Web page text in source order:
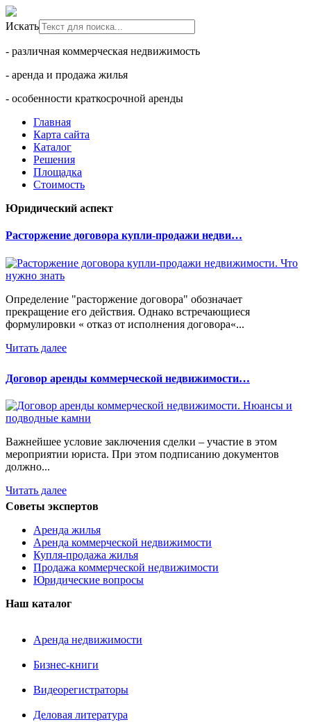
Искать
- различная коммерческая недвижимость
- аренда и продажа жилья
- особенности краткосрочной аренды
Главная
Карта сайта
Каталог
Решения
Площадка
Стоимость
Юридический аспект
Расторжение договора купли-продажи недви…
Определение "расторжение договора" обозначает
прекращение его действия. Однако встречающиеся
формулировки « отказ от исполнения договора«...
Читать далее
Договор аренды коммерческой недвижимости…
Важнейшее условие заключения сделки – участие в этом
мероприятии юриста. При этом подписанию документов
должно...
Читать далее
Советы экспертов
Аренда жилья
Аренда коммерческой недвижимости
Купля-продажа жилья
Продажа коммерческой недвижимости
Юридические вопросы
Наш каталог
Аренда недвижимости
Бизнес-книги
Видеорегистраторы
Деловая литература